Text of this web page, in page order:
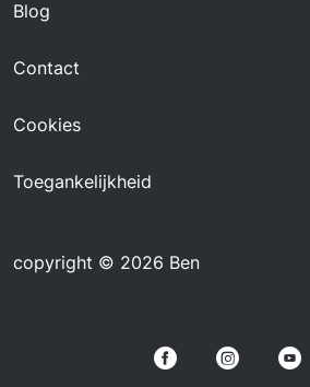
Blog
Contact
Cookies
Toegankelijkheid
copyright © 2026 Ben